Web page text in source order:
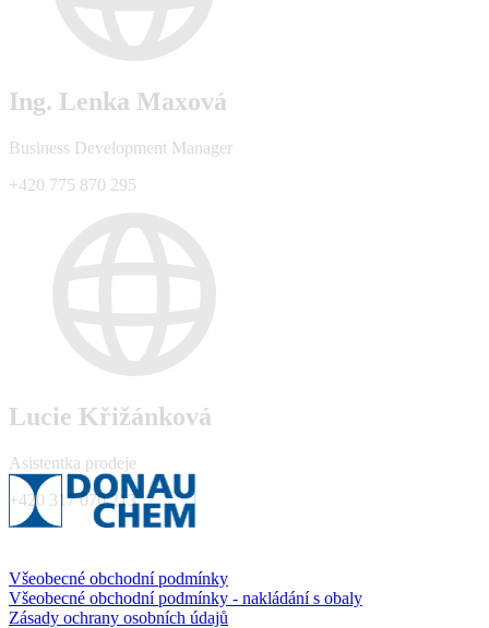
Ing. Lenka Maxová
Business Development Manager
+420 775 870 295
Lucie Křižánková
Asistentka prodeje
+420 317 070 213
Všeobecné obchodní podmínky
Všeobecné obchodní podmínky - nakládání s obaly
Zásady ochrany osobních údajů